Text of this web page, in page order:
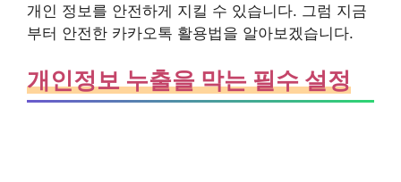
개인 정보를 안전하게 지킬 수 있습니다. 그럼 지금
부터 안전한 카카오톡 활용법을 알아보겠습니다.
개인정보 누출을 막는 필수 설정